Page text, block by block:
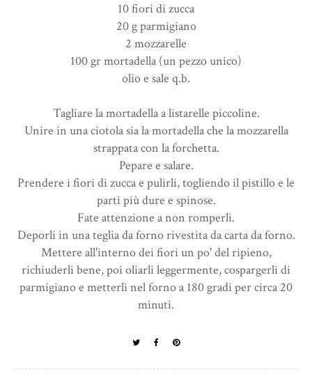
10 fiori di zucca
20 g parmigiano
2 mozzarelle
100 gr mortadella (un pezzo unico)
olio e sale q.b.
Tagliare la mortadella a listarelle piccoline.
Unire in una ciotola sia la mortadella che la mozzarella
strappata con la forchetta.
Pepare e salare.
Prendere i fiori di zucca e pulirli, togliendo il pistillo e le
parti più dure e spinose.
Fate attenzione a non romperli.
Deporli in una teglia da forno rivestita da carta da forno.
Mettere all'interno dei fiori un po' del ripieno,
richiuderli bene, poi oliarli leggermente, cospargerli di
parmigiano e metterli nel forno a 180 gradi per circa 20
minuti.